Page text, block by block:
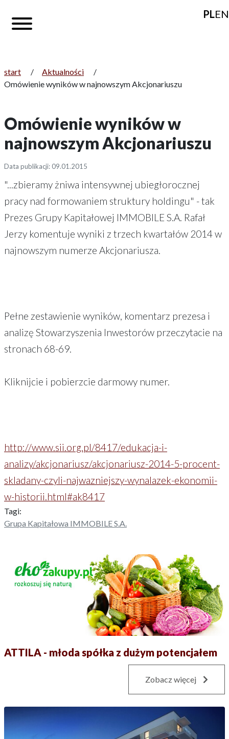
PLEN
start / Aktualności
/
Omówienie wyników w najnowszym Akcjonariuszu
Omówienie wyników w
najnowszym Akcjonariuszu
Data publikacji: 09.01.2015
"...zbieramy żniwa intensywnej ubiegłorocznej
pracy nad formowaniem struktury holdingu" - tak
Prezes Grupy Kapitałowej IMMOBILE S.A. Rafał
Jerzy komentuje wyniki z trzech kwartałów 2014 w
najnowszym numerze Akcjonariusza.
Pełne zestawienie wyników, komentarz prezesa i
analizę Stowarzyszenia Inwestorów przeczytacie na
stronach 68-69.
Kliknijcie i pobierzcie darmowy numer.
http://www.sii.org.pl/8417/edukacja-i-
analizy/akcjonariusz/akcjonariusz-2014-5-procent-
skladany-czyli-najwazniejszy-wynalazek-ekonomii-
w-historii.html#ak8417
Tagi:
Grupa Kapitałowa IMMOBILE S.A.
ATTILA - młoda spółka z dużym potencjałem
Zobacz więcej